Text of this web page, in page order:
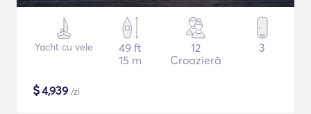
Yacht cu vele
49 ft
15 m
12
Croazieră
3
$4,939 /zi